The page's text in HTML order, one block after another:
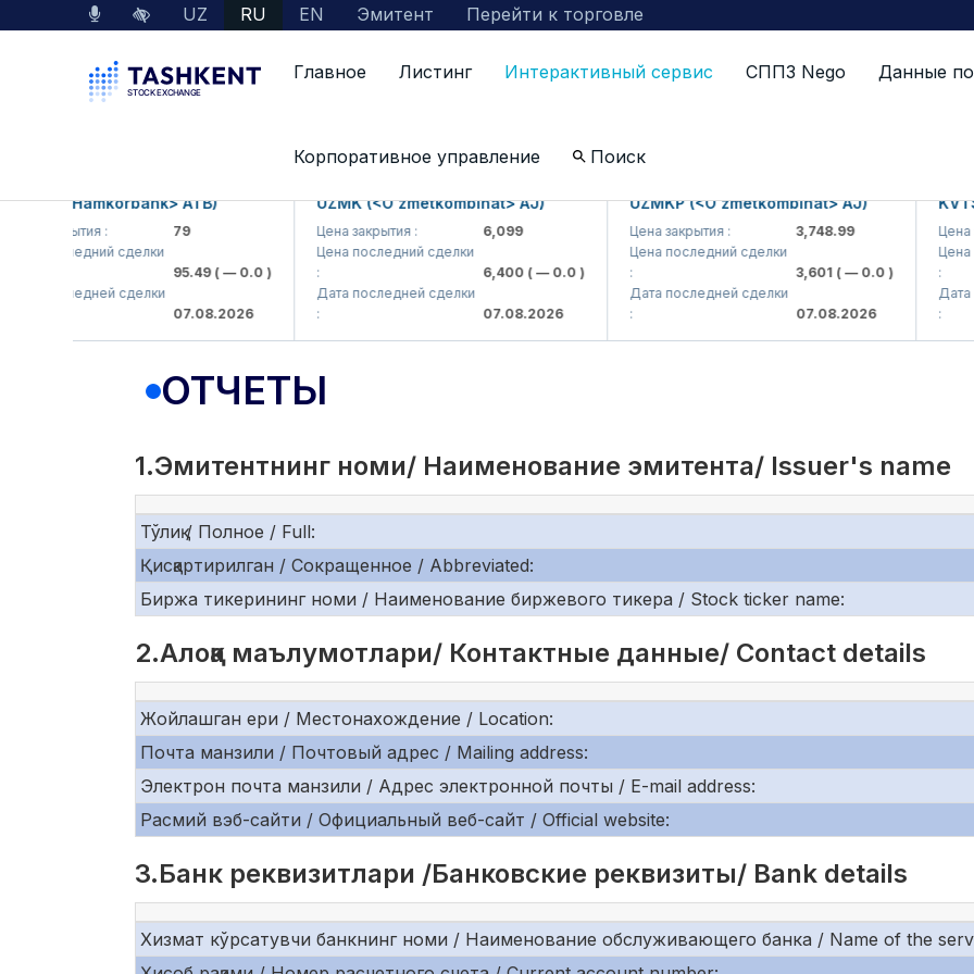
UZ RU EN Эмитент Перейти к торговле
Главное Листинг Интерактивный сервис СППЗ Nego Данные
Корпоративное управление Поиск
Раскрытие информации по компаниям включенных в биржевой
(<Hamkorbank> ATB)
последний сделки
95.49( — 0.0 )
последней сделки
07.08.2026
UZMK (<O'zmetkombinat> AJ)
Цена закрытия :
6,099
Цена последний сделки
6,400( — 0.0 )
Дата последней сделки
07.08.2026
UZMKP (<O'zmetkombinat> AJ)
Цена закрытия :
3,748.99
Цена последний сделки
3,601( — 0.0 )
Дата последней сделки
07.08.2026
KVTS
Цена
Цена
Дата
ОТЧЕТЫ
1.Эмитентнинг номи/ Наименование эмитента/ Issuer's name
Тўлиқ / Полное / Full:
Қисқартирилган / Сокращенное / Abbreviated:
Биржа тикерининг номи / Наименование биржевого тикера / Stock ticker name:
2.Алоқа маълумотлари/ Контактные данные/ Contact details
Жойлашган ери / Местонахождение / Location:
Почта манзили / Почтовый адрес / Mailing address:
Электрон почта манзили / Адрес электронной почты / E-mail address:
Расмий вэб-сайти / Официальный веб-сайт / Official website:
3.Банк реквизитлари /Банковские реквизиты/ Bank details
Хизмат кўрсатувчи банкнинг номи / Наименование обслуживающего банка / Name of the